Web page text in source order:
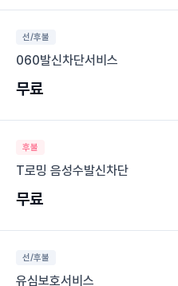
선/후불
060발신차단서비스
무료
후불
T로밍 음성수발신차단
무료
선/후불
유심보호서비스